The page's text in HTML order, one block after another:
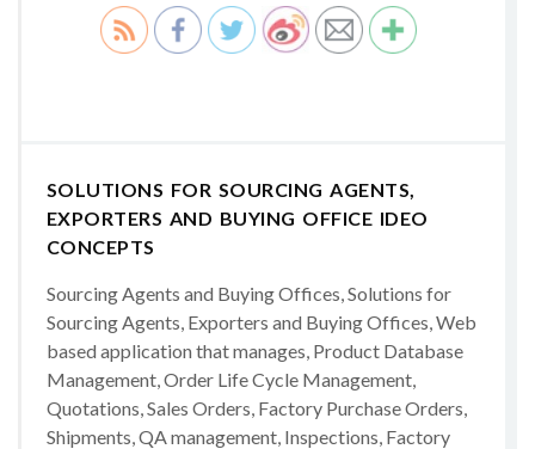
SOLUTIONS FOR SOURCING AGENTS,
EXPORTERS AND BUYING OFFICE IDEO
CONCEPTS
Sourcing Agents and Buying Offices, Solutions for
Sourcing Agents, Exporters and Buying Offices, Web
based application that manages, Product Database
Management, Order Life Cycle Management,
Quotations, Sales Orders, Factory Purchase Orders,
Shipments, QA management, Inspections, Factory